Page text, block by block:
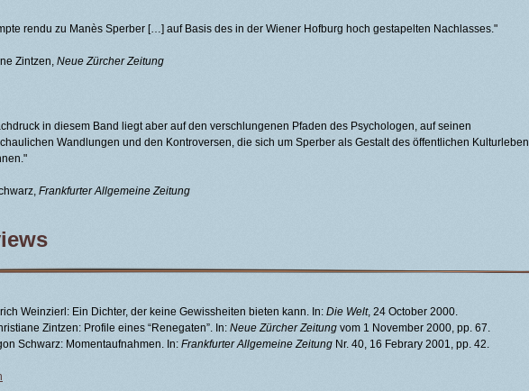
rendu zu Manès Sperber […] auf Basis des in der Wiener Hofburg hoch gestapelten Nachlasses."
Zintzen, Neue Zürcher Zeitung
in diesem Band liegt aber auf den verschlungenen Pfaden des Psychologen, auf seinen
Wandlungen und den Kontroversen, die sich um Sperber als Gestalt des öffentlichen
Frankfurter Allgemeine Zeitung
Weinzierl: Ein Dichter, der keine Gewissheiten bieten kann. In: Die Welt, 24 October 2000.
Zintzen: Profile eines “Renegaten”. In: Neue Zürcher Zeitung vom 1 November 2000, pp. 67.
Schwarz: Momentaufnahmen. In: Frankfurter Allgemeine Zeitung Nr. 40, 16 Febrary 2001, pp. 42.